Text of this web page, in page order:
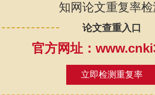
知网论文重复率检
论文查重入口
官方网址：
立即检测重复率